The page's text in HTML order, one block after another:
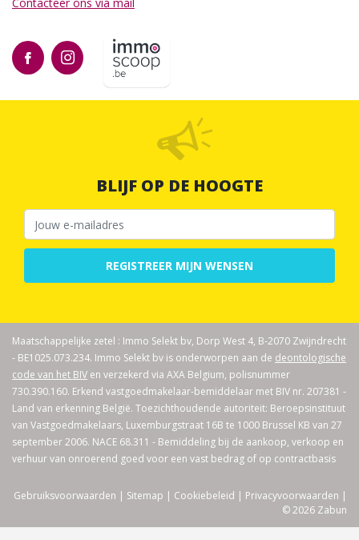
BLIJF OP DE HOOGTE
REGISTREER MIJN WENSEN
Maatschappelijke zetel : Immo Selekt bv, Dorp West 4, B-2070 Zwijndrecht
- BE1025.073.234. Immo Selekt bv is onderworpen aan de deontologische
code van het BIV en verzekerd via AXA Belgium, polisnummer
730.390.160. Erkend vastgoedmakelaar-bemiddelaar met BIV nr. 207381 -
Land van erkenning België. Toezichthoudende autoriteit: Beroepsinstituut
van Vastgoedmakelaars, Luxemburgstraat 16B te 1000 Brussel KB van 27
september 2006. NACE 68.311 - Bemiddeling bij de aankoop, verkoop en
verhuur van onroerend goed voor een vast bedrag of op contractbasis
Gebruiksvoorwaarden | Sitemap | Cookiebeleid | Privacyvoorwaarden |
© 2026 Zabun